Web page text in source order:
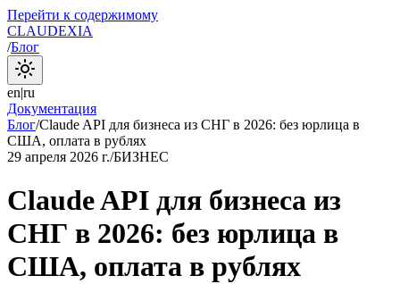
Перейти к содержимому
CLAUDEXIA
/Блог
en|ru
Документация
Блог/Claude API для бизнеса из СНГ в 2026: без юрлица в
США, оплата в рублях
29 апреля 2026 г./БИЗНЕС
Claude API для бизнеса из
СНГ в 2026: без юрлица в
США, оплата в рублях